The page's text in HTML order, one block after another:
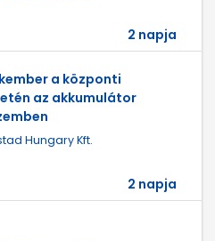
2 napja
a központi
az akkumulátor
Hungary Kft.
2 napja